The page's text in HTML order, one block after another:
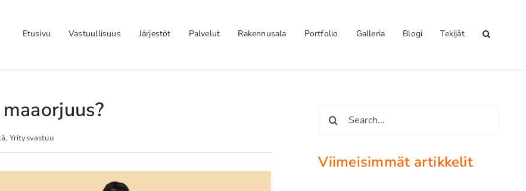
Etusivu Vastuullisuus Järjestöt Palvelut Rakennusala Portfolio Galleria Blogi Tekijät
, Yritysvastuu
Etsi
Viimeisimmät artikkelit